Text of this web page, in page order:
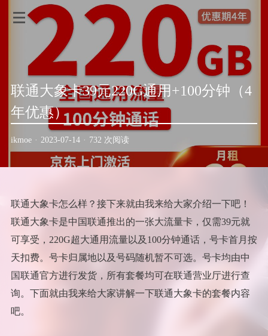
联通大象卡39元220G通用+100分钟（4
年优惠）
ikmoe · 2023-07-14 · 732 次阅读
联通大象卡怎么样？接下来就由我来给大家介绍一下吧！
联通大象卡是中国联通推出的一张大流量卡，仅需39元就
可享受，220G超大通用流量以及100分钟通话，号卡首月按
天扣费。号卡归属地以及号码随机暂不可选。号卡均由中
国联通官方进行发货，所有套餐均可在联通营业厅进行查
询。下面就由我来给大家讲解一下联通大象卡的套餐内容
吧。